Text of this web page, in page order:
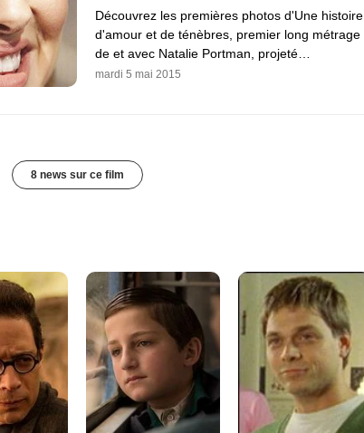
Découvrez les premières photos d'Une histoire
d'amour et de ténèbres, premier long métrage
de et avec Natalie Portman, projeté…
mardi 5 mai 2015
8 news sur ce film